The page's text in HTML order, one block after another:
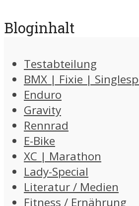
Bloginhalt
Testabteilung
BMX | Fixie |
Enduro
Gravity
Rennrad
E-Bike
XC | Marathon
Lady-Special
Literatur / Medien
Fitness / Ernährung